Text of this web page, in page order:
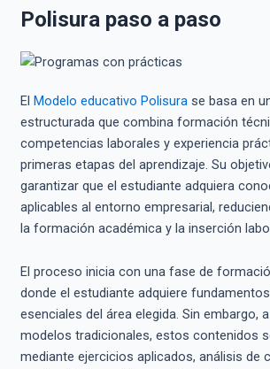
Polisura paso a paso
El Modelo educativo Polisurase basa en
estructurada que combina formación
competencias laborales y experiencia
primeras etapas del aprendizaje. Su
garantizar que el estudiante adquiera
aplicables al entorno empresarial,
la formación académica y la inserción
El proceso inicia con una fase de
donde el estudiante adquiere
esenciales del área elegida. Sin embargo,
modelos tradicionales, estos contenidos
mediante ejercicios aplicados, análisis de